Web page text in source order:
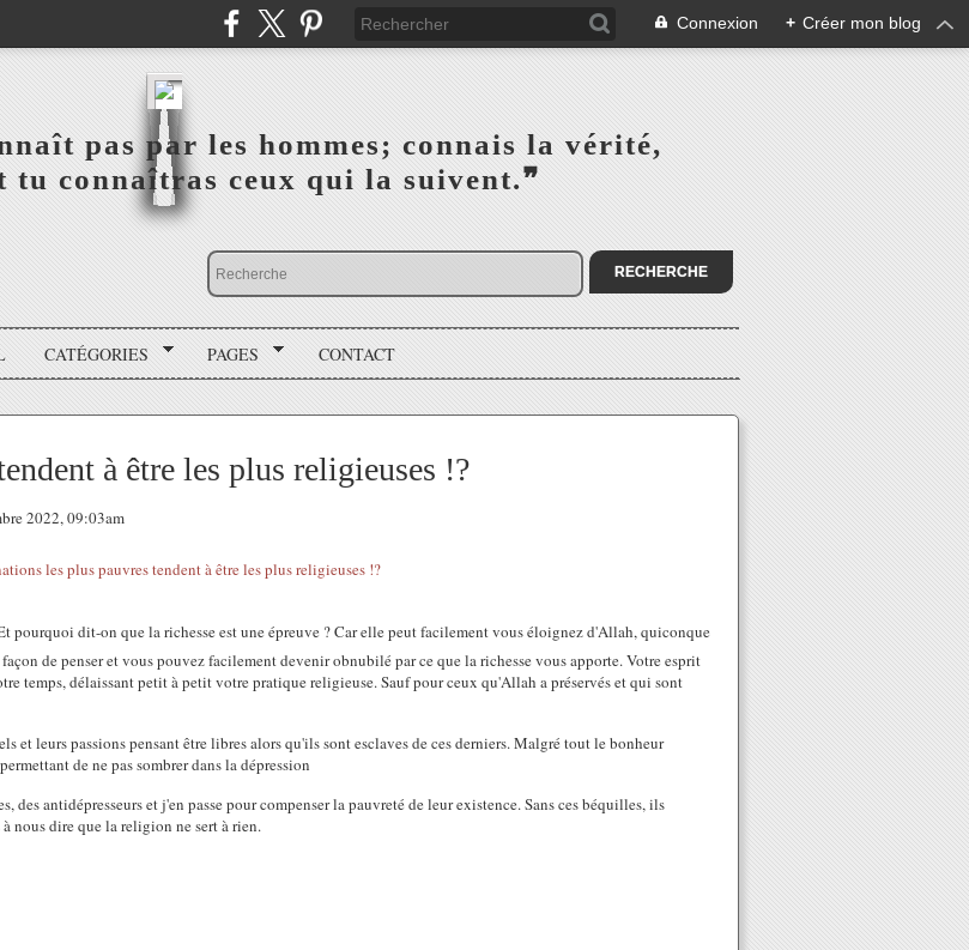
Connexion + Créer mon blog
pas par les hommes; connais la vérité,‎
tu connaîtras ceux qui la suivent.❞
CATÉGORIES PAGES CONTACT
à être les plus religieuses !?
2022, 09:03am
de penser et vous pouvez facilement devenir obnubilé par ce que la richesse vous apporte. Votre esprit
temps, délaissant petit à petit votre pratique religieuse. Sauf pour ceux qu'Allah a préservés et qui sont
et leurs passions pensant être libres alors qu'ils sont esclaves de ces derniers. Malgré tout le bonheur
de ne pas sombrer dans la dépression
des antidépresseurs et j'en passe pour compenser la pauvreté de leur existence. Sans ces béquilles, ils
nous dire que la religion ne sert à rien.